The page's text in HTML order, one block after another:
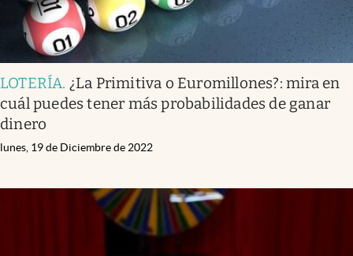
LOTERÍA. ¿La Primitiva o Euromillones?: mira en
cuál puedes tener más probabilidades de ganar
dinero
lunes, 19 de Diciembre de 2022